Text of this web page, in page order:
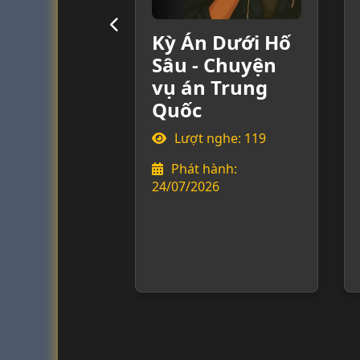
Kỳ Án Dưới Hố
Sâu - Chuyện
vụ án Trung
Quốc
Lượt nghe: 119
Phát hành:
24/07/2026